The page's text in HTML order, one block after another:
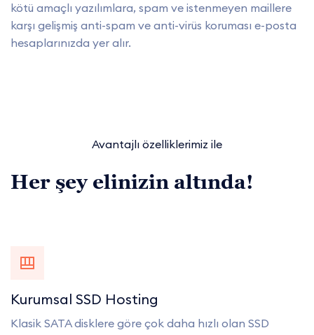
kötü amaçlı yazılımlara, spam ve istenmeyen maillere
karşı gelişmiş anti-spam ve anti-virüs koruması e-posta
hesaplarınızda yer alır.
Avantajlı özelliklerimiz ile
Her şey elinizin altında!
Kurumsal SSD Hosting
Klasik SATA disklere göre çok daha hızlı olan SSD